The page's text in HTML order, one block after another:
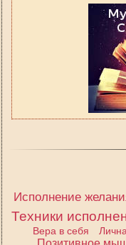
Исполнение
Техники
Вера в себя